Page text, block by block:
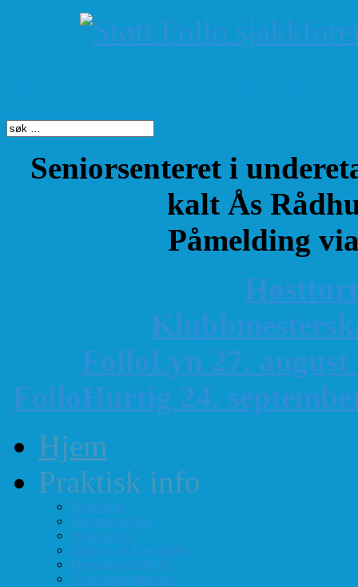
Seniorsenteret i
kalt Ås
Påmelding
K
FolloLyn 27. august
FolloHurtig 24.
Hjem
Praktisk info
Terminliste
Tid, sted og pris
Styre og verv
Telefon- og E-post-liste
Forenings-vedtekter
Turneringsreglement